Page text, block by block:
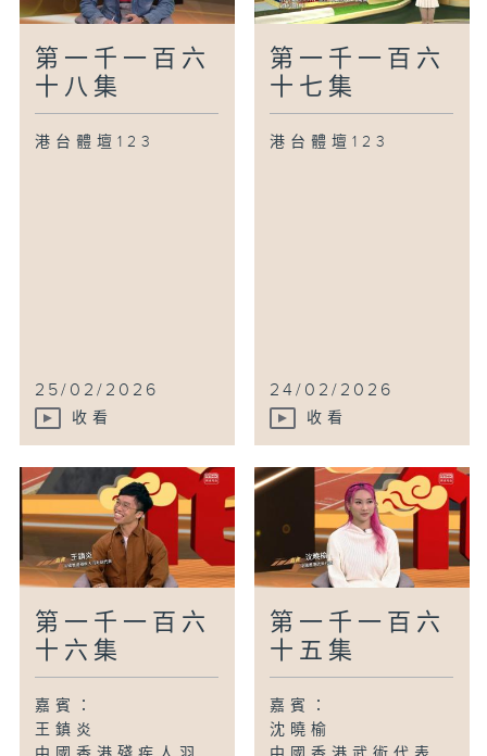
第一千一百六
十八集
港台體壇123
25/02/2026
收看
第一千一百六
十七集
港台體壇123
24/02/2026
收看
第一千一百六
十六集
嘉賓：
王鎮炎
第一千一百六
十五集
嘉賓：
沈曉榆